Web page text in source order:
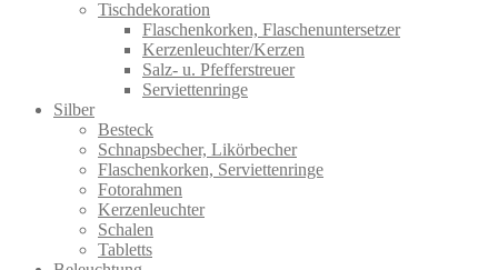
Tischdekoration
Flaschenkorken, Flaschenuntersetzer
Kerzenleuchter/Kerzen
Salz- u. Pfefferstreuer
Serviettenringe
Silber
Besteck
Schnapsbecher, Likörbecher
Flaschenkorken, Serviettenringe
Fotorahmen
Kerzenleuchter
Schalen
Tabletts